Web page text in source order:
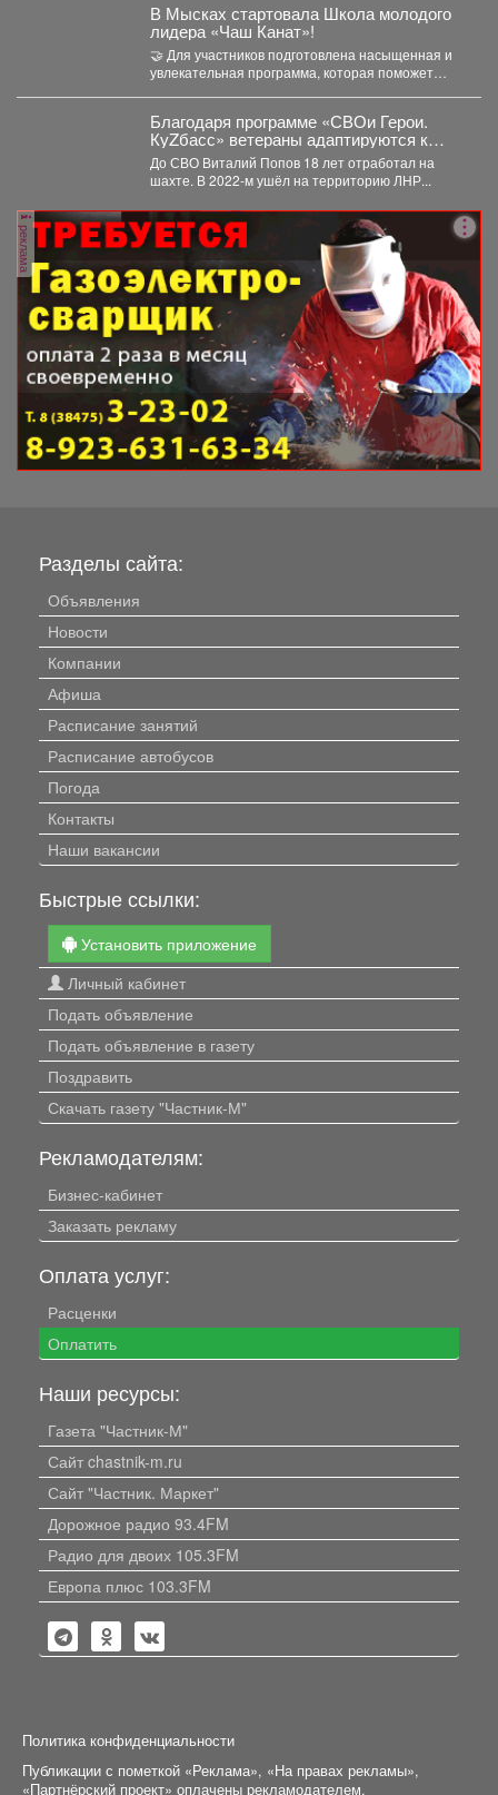
В Мысках стартовала Школа молодого
лидера «Чаш Канат»!
🤝 Для участников подготовлена насыщенная и
увлекательная программа, которая поможет
Благодаря программе «СВОи Герои.
КуZбасс» ветераны адаптируются к
мирной жизни и находят новый вектор
развития.
До СВО Виталий Попов 18 лет отработал на
шахте. В 2022-м ушёл на территорию ЛНР...
реклама
Разделы сайта:
Объявления
Новости
Компании
Афиша
Расписание занятий
Расписание автобусов
Погода
Контакты
Наши вакансии
Быстрые ссылки:
Установить приложение
Личный кабинет
Подать объявление
Подать объявление в газету
Поздравить
Скачать газету "Частник-М"
Рекламодателям:
Бизнес-кабинет
Заказать рекламу
Оплата услуг:
Расценки
Оплатить
Наши ресурсы:
Газета "Частник-М"
Сайт chastnik-m.ru
Сайт "Частник. Маркет"
Дорожное радио 93.4FM
Радио для двоих 105.3FM
Европа плюс 103.3FM
Политика конфиденциальности
Публикации с пометкой «Реклама», «На правах рекламы»,
«Партнёрский проект» оплачены рекламодателем.